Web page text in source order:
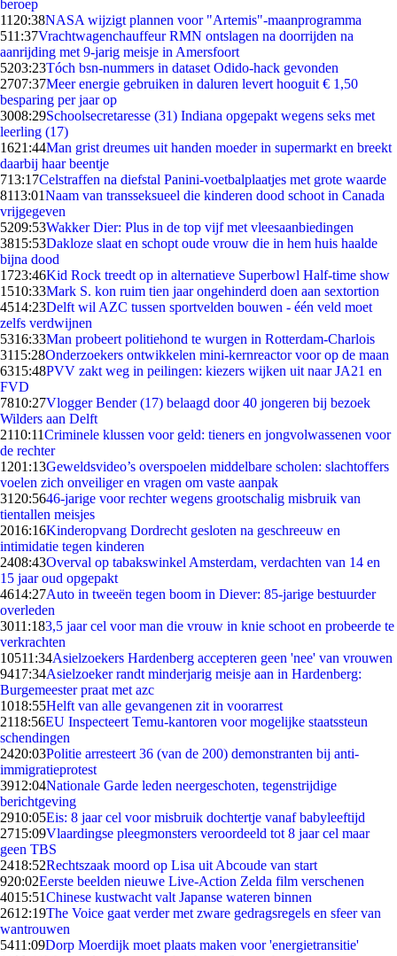
beroep
11 20:38NASA wijzigt plannen voor "Artemis"-maanprogramma
511:37Vrachtwagenchauffeur RMN ontslagen na doorrijden na
aanrijding met 9-jarig meisje in Amersfoort
5203:23Tóch bsn-nummers in dataset Odido-hack gevonden
2707:37Meer energie gebruiken in daluren levert hooguit € 1,50
besparing per jaar op
3008:29Schoolsecretaresse (31) Indiana opgepakt wegens seks met
leerling (17)
1621:44Man grist dreumes uit handen moeder in supermarkt en breekt
daarbij haar beentje
713:17Celstraffen na diefstal Panini-voetbalplaatjes met grote waarde
8113:01Naam van transseksueel die kinderen dood schoot in Canada
vrijgegeven
5209:53Wakker Dier: Plus in de top vijf met vleesaanbiedingen
3815:53Dakloze slaat en schopt oude vrouw die in hem huis haalde
bijna dood
1723:46Kid Rock treedt op in alternatieve Superbowl Half-time show
1510:33Mark S. kon ruim tien jaar ongehinderd doen aan sextortion
4514:23Delft wil AZC tussen sportvelden bouwen - één veld moet
zelfs verdwijnen
5316:33Man probeert politiehond te wurgen in Rotterdam-Charlois
3115:28Onderzoekers ontwikkelen mini-kernreactor voor op de maan
6315:48PVV zakt weg in peilingen: kiezers wijken uit naar JA21 en
FVD
7810:27Vlogger Bender (17) belaagd door 40 jongeren bij bezoek
Wilders aan Delft
2110:11Criminele klussen voor geld: tieners en jongvolwassenen voor
de rechter
1201:13Geweldsvideo’s overspoelen middelbare scholen: slachtoffers
voelen zich onveiliger en vragen om vaste aanpak
31 20:5646-jarige voor rechter wegens grootschalig misbruik van
tientallen meisjes
2016:16Kinderopvang Dordrecht gesloten na geschreeuw en
intimidatie tegen kinderen
2408:43Overval op tabakswinkel Amsterdam, verdachten van 14 en
15 jaar oud opgepakt
4614:27Auto in tweeën tegen boom in Diever: 85-jarige bestuurder
overleden
3011:183,5 jaar cel voor man die vrouw in knie schoot en probeerde te
verkrachten
10511:34Asielzoekers Hardenberg accepteren geen 'nee' van vrouwen
9417:34Asielzoeker randt minderjarig meisje aan in Hardenberg:
Burgemeester praat met azc
1018:55Helft van alle gevangenen zit in voorarrest
2118:56EU Inspecteert Temu-kantoren voor mogelijke staatssteun
schendingen
2420:03Politie arresteert 36 (van de 200) demonstranten bij anti-
immigratieprotest
3912:04Nationale Garde leden neergeschoten, tegenstrijdige
berichtgeving
2910:05Eis: 8 jaar cel voor misbruik dochtertje vanaf babyleeftijd
2715:09Vlaardingse pleegmonsters veroordeeld tot 8 jaar cel maar
geen TBS
2418:52Rechtszaak moord op Lisa uit Abcoude van start
920:02Eerste beelden nieuwe Live-Action Zelda film verschenen
4015:51Chinese kustwacht valt Japanse wateren binnen
2612:19The Voice gaat verder met zware gedragsregels en sfeer van
wantrouwen
5411:09Dorp Moerdijk moet plaats maken voor 'energietransitie'